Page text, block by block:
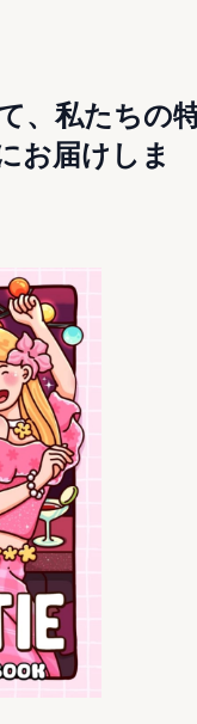
、私たちの
お届けしま